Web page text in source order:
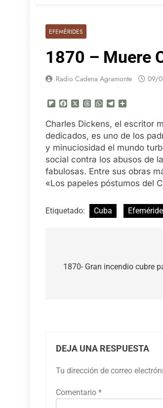
EFEMÉRIDES
1870 – Muere
Radio Cadena Agramonte 09/
Flipboard
FacebookThreadsWhatsApp
Telegram
Charles Dickens, el escritor
dedicados, es uno de los
y minuciosidad el mundo
social contra los abusos de
fabulosas. Entre sus obras
«Los papeles póstumos del
Etiquetado: Cuba
de1870- Gran incendio cubre
DEJA UNA RESPUESTA
Tu dirección de correo
Comentario *